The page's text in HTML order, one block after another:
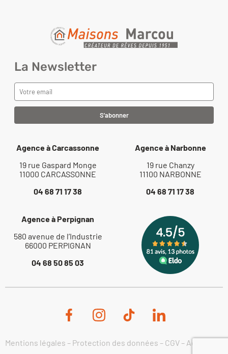
La Newsletter
Agence à Carcassonne
19 rue Gaspard Monge
11000 CARCASSONNE
04 68 71 17 38
Agence à Narbonne
19 rue Chanzy
11100 NARBONNE
04 68 71 17 38
Agence à Perpignan
580 avenue de l’Industrie
66000 PERPIGNAN
04 68 50 85 03
Mentions légales – Protection des données – CGV – Actualités